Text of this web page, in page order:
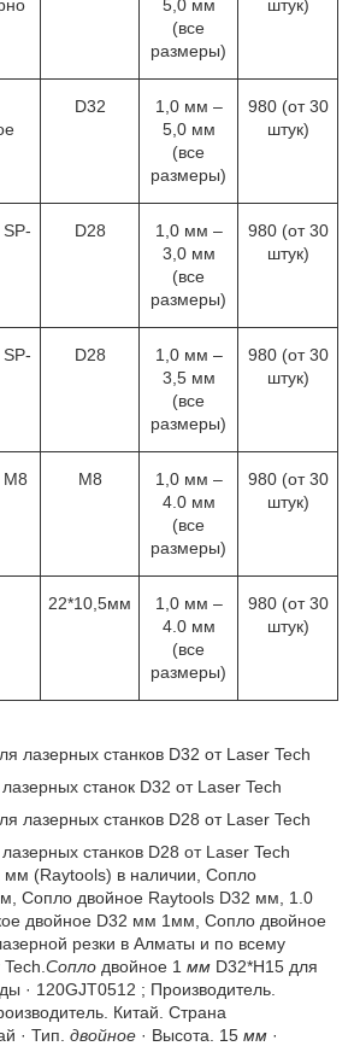
5,0 мм
(все
размеры)
штук)
D32
1,0 мм –
5,0 мм
(все
размеры)
980 (от 30
штук)
D28
1,0 мм –
3,0 мм
(все
размеры)
980 (от 30
штук)
D28
1,0 мм –
3,5 мм
(все
размеры)
980 (от 30
штук)
M8
1,0 мм –
4.0 мм
(все
размеры)
980 (от 30
штук)
22*10,5мм
1,0 мм –
4.0 мм
(все
размеры)
980 (от 30
штук)
лазерных станков D32 от Laser Tech
станок D32 от Laser Tech
лазерных станков D28 от Laser Tech
станков D28 от Laser Tech
(Raytools) в наличии, Сопло
Сопло двойное Raytools D32 мм, 1.0
двойное D32 мм 1мм, Сопло двойное
резки в Алматы и по всему
Сопло двойное 1 мм D32*H15 для
· 120GJT0512 ; Производитель.
Китай. Страна
· Тип. двойное · Высота. 15 мм ·